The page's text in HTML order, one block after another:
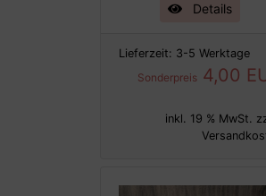
Details
Lieferzeit: 3-5 Werktage
Sonderpreis4,00
inkl. 19 % MwSt.